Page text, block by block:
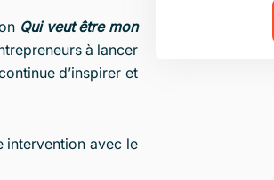
Qui veut être mon
à lancer
d’inspirer et
intervention avec le